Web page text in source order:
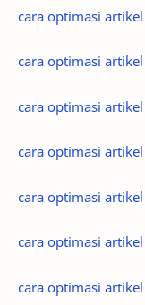
cara optimasi
cara optimasi
cara optimasi
cara optimasi
cara optimasi
cara optimasi
cara optimasi